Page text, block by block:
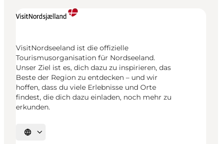
VisitNordseeland ist die offizielle
Tourismusorganisation für Nordseeland.
Unser Ziel ist es, dich dazu zu inspirieren, das
Beste der Region zu entdecken – und wir
hoffen, dass du viele Erlebnisse und Orte
findest, die dich dazu einladen, noch mehr zu
erkunden.
Sprache auswählen